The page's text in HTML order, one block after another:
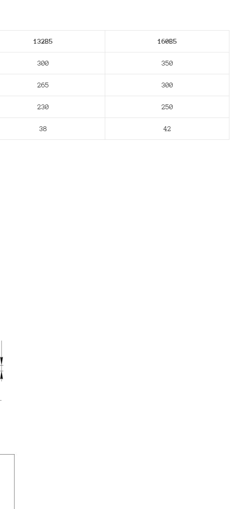
132В5 160В5
300 350
265 300
230 250
38 42